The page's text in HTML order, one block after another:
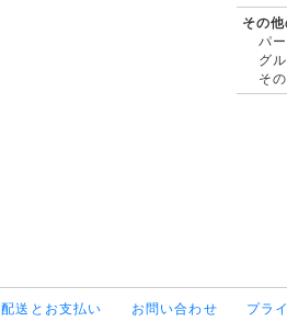
その
パ
グ
そ
配送とお支払い お問い合わせ プラ